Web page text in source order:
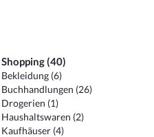
Shopping (40)
Bekleidung (6)
Buchhandlungen (26)
Drogerien (1)
Haushaltswaren (2)
Kaufhäuser (4)